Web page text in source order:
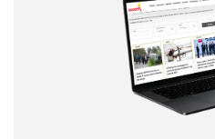
Correo electrónico
Tipo de comentario